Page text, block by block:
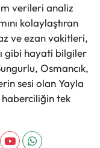
verileri analiz
kolaylaştıran
ve ezan vakitleri,
gibi hayati bilgiler
Osmancık,
sesi olan Yayla
haberciliğin tek